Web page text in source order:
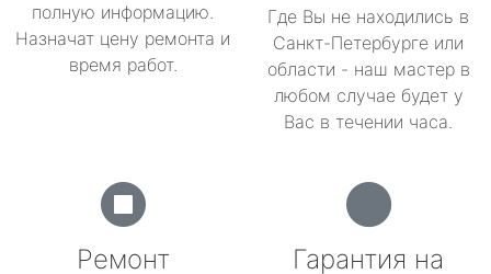
полную информацию.
Назначат цену ремонта и
время работ.
Где Вы не находились в
Санкт-Петербурге или
области - наш мастер в
любом случае будет у
Вас в течении часа.
Ремонт
Гарантия на